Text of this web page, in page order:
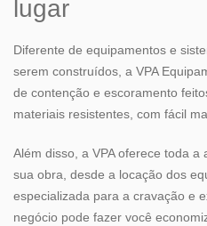
lugar
Diferente de equipamentos e
serem construídos, a VPA
de contenção e escoramento
materiais resistentes, com fácil
Além disso, a VPA oferece toda
sua obra, desde a locação dos
especializada para a cravação e
negócio pode fazer você